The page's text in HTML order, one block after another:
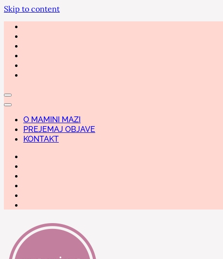
Skip to content
O MAMINI MAZI
PREJEMAJ OBJAVE
KONTAKT